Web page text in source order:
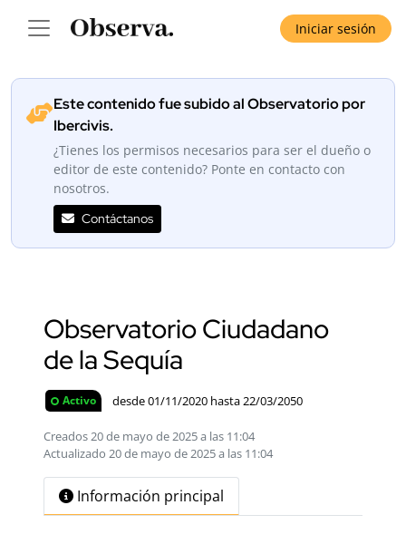
Iniciar sesión
Este contenido fue subido al Observatorio por
Ibercivis.
¿Tienes los permisos necesarios para ser el dueño o
editor de este contenido? Ponte en contacto con
nosotros.
Contáctanos
Observatorio Ciudadano
de la Sequía
Activo desde 01/11/2020 hasta 22/03/2050
Creados 20 de mayo de 2025 a las 11:04
Actualizado 20 de mayo de 2025 a las 11:04
Información principal